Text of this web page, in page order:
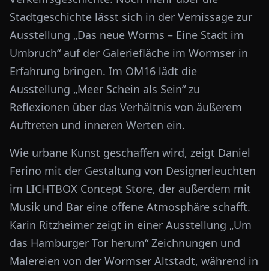
Stadtgeschichte lässt sich in der Vernissage zur
Ausstellung „Das neue Worms – Eine Stadt im
Umbruch“ auf der Galeriefläche im Wormser in
Erfahrung bringen. Im OM16 lädt die
Ausstellung „Meer Schein als Sein“ zu
Reflexionen über das Verhältnis von äußerem
Auftreten und inneren Werten ein.
Wie urbane Kunst geschaffen wird, zeigt Daniel
Ferino mit der Gestaltung von Designerleuchten
im LICHTBOX Concept Store, der außerdem mit
Musik und Bar eine offene Atmosphäre schafft.
Karin Ritzheimer zeigt in einer Ausstellung „Um
das Hamburger Tor herum“ Zeichnungen und
Malereien von der Wormser Altstadt, während in